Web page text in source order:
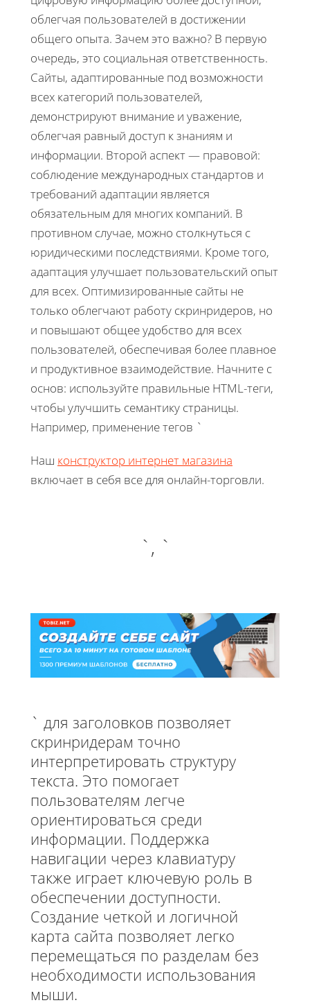
облегчая пользователей в достижении
общего опыта. Зачем это важно? В первую
очередь, это социальная ответственность.
Сайты, адаптированные под возможности
всех категорий пользователей,
демонстрируют внимание и уважение,
облегчая равный доступ к знаниям и
информации. Второй аспект — правовой:
соблюдение международных стандартов и
требований адаптации является
обязательным для многих компаний. В
противном случае, можно столкнуться с
юридическими последствиями. Кроме того,
адаптация улучшает пользовательский опыт
для всех. Оптимизированные сайты не
только облегчают работу скринридеров, но
и повышают общее удобство для всех
пользователей, обеспечивая более плавное
и продуктивное взаимодействие. Начните с
основ: используйте правильные HTML-теги,
чтобы улучшить семантику страницы.
Например, применение тегов `
Наш конструктор интернет магазина
включает в себя все для онлайн-торговли.
`, `
` для заголовков позволяет
скринридерам точно
интерпретировать структуру
текста. Это помогает
пользователям легче
ориентироваться среди
информации. Поддержка
навигации через клавиатуру
также играет ключевую роль в
обеспечении доступности.
Создание четкой и логичной
карта сайта позволяет легко
перемещаться по разделам без
необходимости использования
мыши.